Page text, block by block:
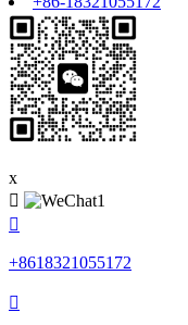
x


+8618321055172
